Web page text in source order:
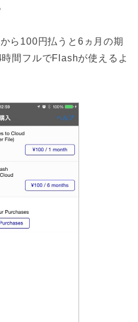
ら100円払うと6ヵ月の期
間フルでFlashが使えるよ